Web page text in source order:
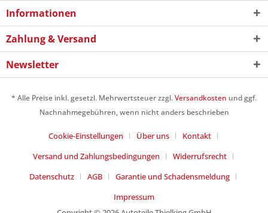
Informationen
Zahlung & Versand
Newsletter
* Alle Preise inkl. gesetzl. Mehrwertsteuer zzgl.Versandkosten und ggf.
Nachnahmegebühren, wenn nicht anders beschrieben
Cookie-Einstellungen Über uns
Kontakt
Versand und Zahlungsbedingungen
Widerrufsrecht
Datenschutz
AGB
Garantie und Schadensmeldung
Impressum